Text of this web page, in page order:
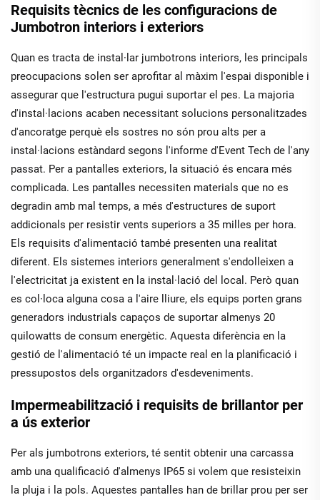
Requisits tècnics de les configuracions de
Jumbotron interiors i exteriors
Quan es tracta de instal·lar jumbotrons interiors, les principals
preocupacions solen ser aprofitar al màxim l'espai disponible i
assegurar que l'estructura pugui suportar el pes. La majoria
d'instal·lacions acaben necessitant solucions personalitzades
d'ancoratge perquè els sostres no són prou alts per a
instal·lacions estàndard segons l'informe d'Event Tech de l'any
passat. Per a pantalles exteriors, la situació és encara més
complicada. Les pantalles necessiten materials que no es
degradin amb mal temps, a més d'estructures de suport
addicionals per resistir vents superiors a 35 milles per hora.
Els requisits d'alimentació també presenten una realitat
diferent. Els sistemes interiors generalment s'endolleixen a
l'electricitat ja existent en la instal·lació del local. Però quan
es col·loca alguna cosa a l'aire lliure, els equips porten grans
generadors industrials capaços de suportar almenys 20
quilowatts de consum energètic. Aquesta diferència en la
gestió de l'alimentació té un impacte real en la planificació i
pressupostos dels organitzadors d'esdeveniments.
Impermeabilització i requisits de brillantor per
a ús exterior
Per als jumbotrons exteriors, té sentit obtenir una carcassa
amb una qualificació d'almenys IP65 si volem que resisteixin
la pluja i la pols. Aquestes pantalles han de brillar prou per ser